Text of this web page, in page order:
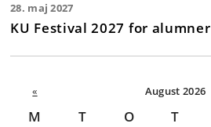
28. maj 2027
KU Festival 2027 for alumner
« August 2026
M T O T